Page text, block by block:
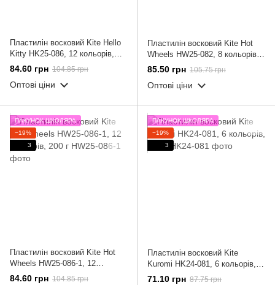
Пластилін восковий Kite Hello
Kitty HK25-086, 12 кольорів,
200 г
84.60 грн 104.85 грн
Оптові ціни
Пластилін восковий Kite Hot
Wheels HW25-082, 8 кольорів,
160 г
85.50 грн 105.75 грн
Оптові ціни
ПАКУНОК ШКОЛЯРА
−19%
3
Пластилін восковий Kite Hot
Wheels HW25-086-1, 12
кольорів, 200 г
84.60 грн 104.85 грн
ПАКУНОК ШКОЛЯРА
−19%
3
Пластилін восковий Kite
Kuromi HK24-081, 6 кольорів,
120 г
71.10 грн 87.75 грн